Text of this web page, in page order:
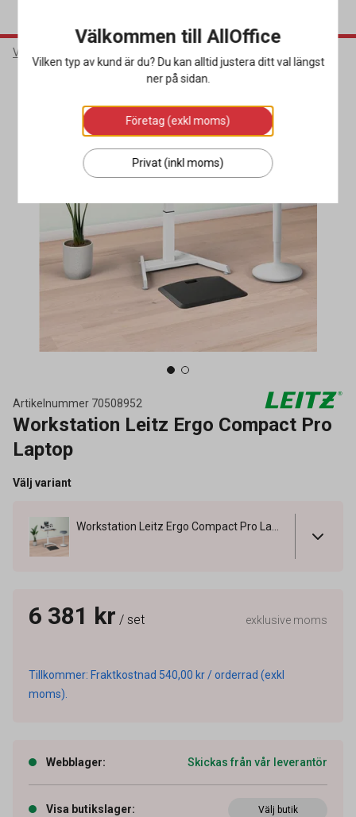
Varumärken
Artikelnummer 70508952
Workstation Leitz Ergo Compact Pro
Laptop
Välj variant
Workstation Leitz Ergo Compact Pro Laptop
6 381 kr / set exklusive moms
Tillkommer: Fraktkostnad 540,00 kr / orderrad (exkl
moms).
Webblager: Skickas från vår leverantör
Visa butikslager: Välj butik
Välkommen till AllOffice
Vilken typ av kund är du? Du kan alltid justera ditt val längst
ner på sidan.
Företag (exkl moms)
Privat (inkl moms)